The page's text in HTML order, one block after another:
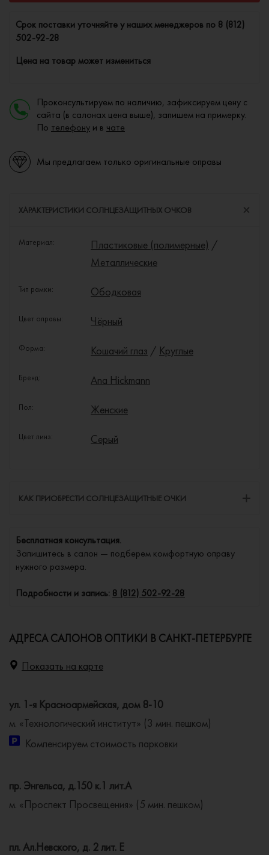
Cрок поставки уточняйте у наших менеджеров по 8 (812)
502-92-28
Цена на товар может измениться
Проконсультируем по наличию, зафиксируем цену с
сайта (в салонах цена выше), запишем на примерку.
По телефону и в чате
Мы предлагаем только оригинальные оправы
ХАРАКТЕРИСТИКИ СОЛНЦЕЗАЩИТНЫХ ОЧКОВ
Материал: Пластиковые (полимерные) /
Металлические
Тип рамки: Ободковая
Цвет оправы: Чёрный
Форма: Кошачий глаз / Круглые
Бренд: Ana Hickmann
Пол: Женские
Цвет линз: Серый
КАК ПРИОБРЕСТИ СОЛНЦЕЗАЩИТНЫЕ ОЧКИ
Бесплатная консультация.
Запишитесь в салон — подберем комфортную оправу
нужного размера.
Подробности и запись: 8 (812) 502-92-28
АДРЕСА САЛОНОВ ОПТИКИ В САНКТ-ПЕТЕРБУРГЕ
Показать на карте
ул. 1-я Красноармейская, дом 8-10
м. «Технологический институт» (3 мин. пешком)
Компенсируем стоимость парковки
пр. Энгельса, д.150 к.1 лит.А
м. «Проспект Просвещения» (5 мин. пешком)
пл. Ал.Невского, д. 2 лит. Е